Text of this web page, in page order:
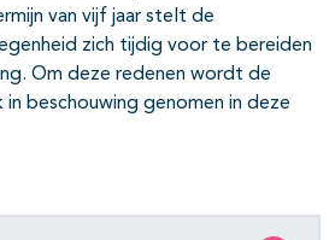
van vijf jaar stelt de
zich tijdig voor te bereiden
Om deze redenen wordt de
beschouwing genomen in deze